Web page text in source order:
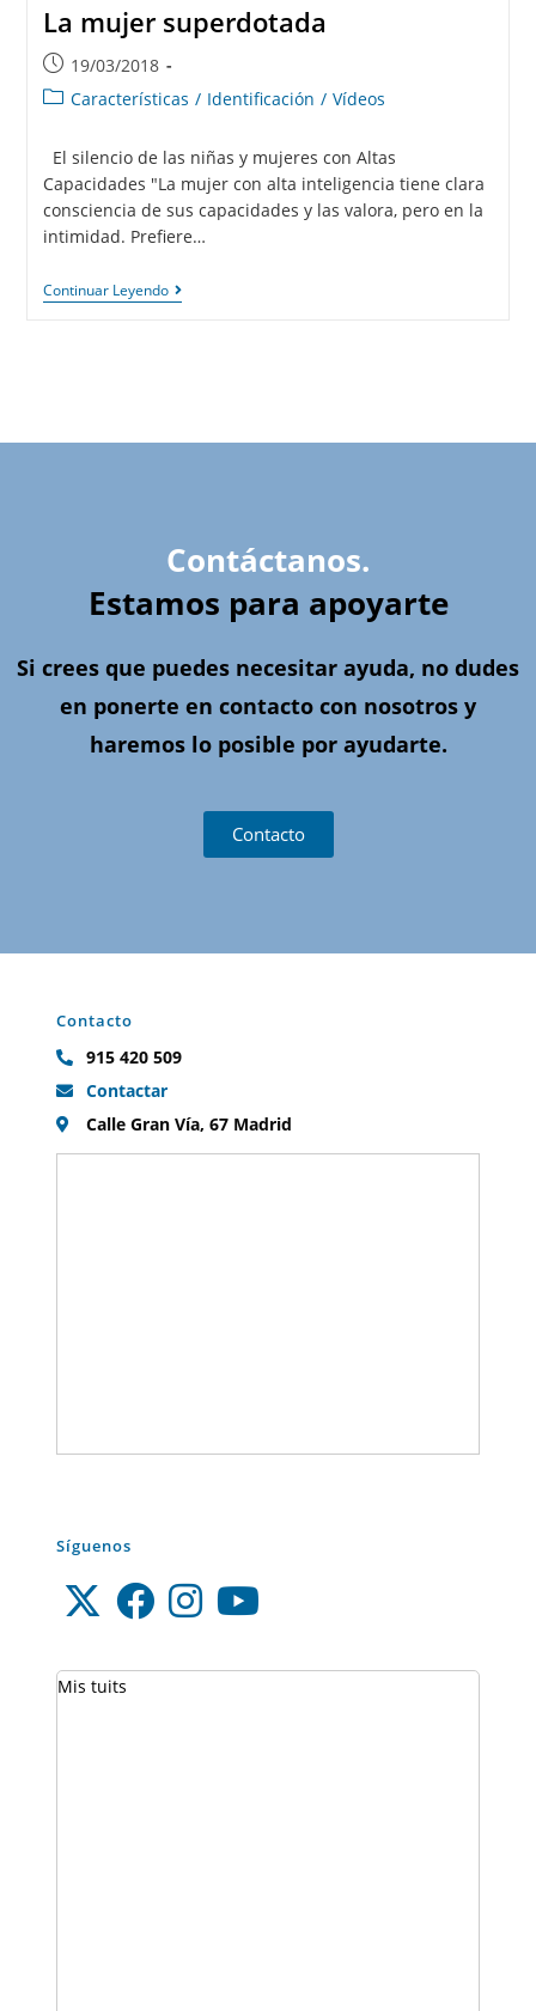
La mujer superdotada
19/03/2018
Características / Identificación / Vídeos
El silencio de las niñas y mujeres con Altas
Capacidades "La mujer con alta inteligencia tiene clara
consciencia de sus capacidades y las valora, pero en la
intimidad. Prefiere…
Continuar Leyendo
Contáctanos.
Estamos para apoyarte
Si crees que puedes necesitar ayuda, no dudes
en ponerte en contacto con nosotros y
haremos lo posible por ayudarte.
Contacto
Contacto
915 420 509
Contactar
Calle Gran Vía, 67 Madrid
Síguenos
Mis tuits